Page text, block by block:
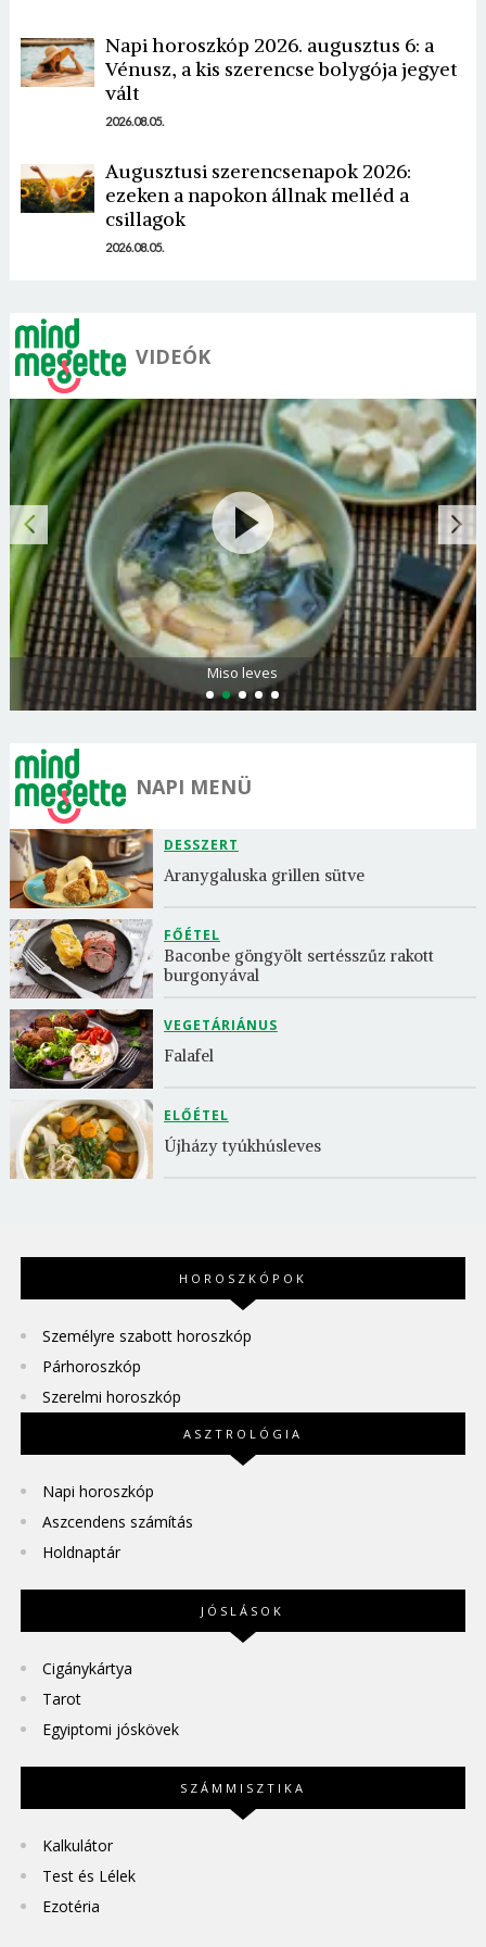
Napi horoszkóp 2026. augusztus 6: a
Vénusz, a kis szerencse bolygója jegyet
vált
2026.08.05.
Augusztusi szerencsenapok 2026:
ezeken a napokon állnak melléd a
csillagok
2026.08.05.
VIDEÓK
Citromos palacsinta
NAPI MENÜ
DESSZERT
Aranygaluska grillen sütve
FŐÉTEL
Baconbe göngyölt sertésszűz rakott
burgonyával
VEGETÁRIÁNUS
Falafel
ELŐÉTEL
Újházy tyúkhúsleves
HOROSZKÓPOK
Személyre szabott horoszkóp
Párhoroszkóp
Szerelmi horoszkóp
ASZTROLÓGIA
Napi horoszkóp
Aszcendens számítás
Holdnaptár
JÓSLÁSOK
Cigánykártya
Tarot
Egyiptomi jóskövek
SZÁMMISZTIKA
Kalkulátor
Test és Lélek
Ezotéria
Borsonline bejelentkezés
E-mail cím vagy felhasználónév
Mégse